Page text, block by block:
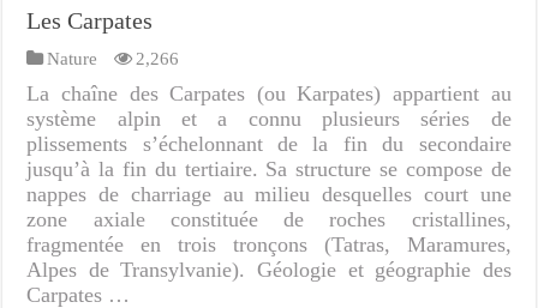
Les Carpates
Nature 2,266
La chaîne des Carpates (ou Karpates) appartient au
système alpin et a connu plusieurs séries de
plissements s’échelonnant de la fin du secondaire
jusqu’à la fin du tertiaire. Sa structure se compose de
nappes de charriage au milieu desquelles court une
zone axiale constituée de roches cristallines,
fragmentée en trois tronçons (Tatras, Maramures,
Alpes de Transylvanie). Géologie et géographie des
Carpates …